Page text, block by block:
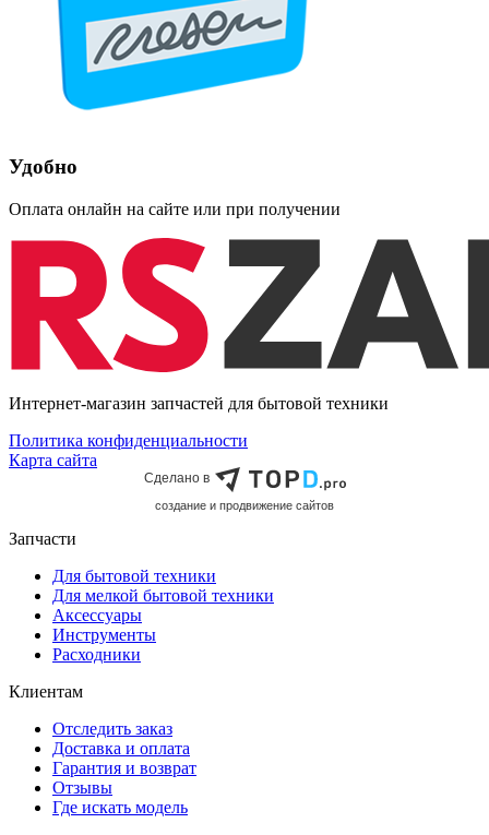
Удобно
Оплата онлайн на сайте или при получении
Интернет-магазин запчастей для бытовой техники
Политика конфиденциальности
Карта сайта
Сделано в
cоздание и продвижение сайтов
Запчасти
Для бытовой техники
Для мелкой бытовой техники
Аксессуары
Инструменты
Расходники
Клиентам
Отследить заказ
Доставка и оплата
Гарантия и возврат
Отзывы
Где искать модель